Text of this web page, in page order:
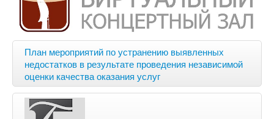
План мероприятий по устранению выявленных
недостатков в результате проведения независимой
оценки качества оказания услуг